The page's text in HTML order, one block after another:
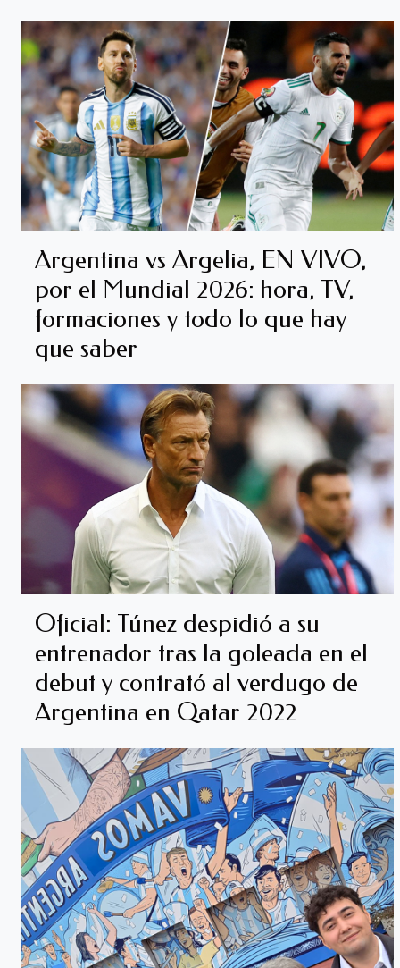
Argentina vs Argelia, EN VIVO,
por el Mundial 2026: hora, TV,
formaciones y todo lo que hay
que saber
Oficial: Túnez despidió a su
entrenador tras la goleada en el
debut y contrató al verdugo de
Argentina en Qatar 2022